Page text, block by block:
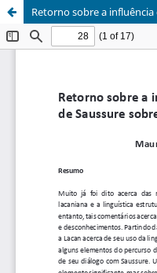
Retorno sobre a influência